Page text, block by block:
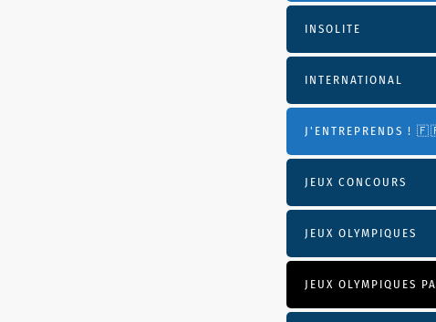
INSOLITE
INTERNATIONAL
J'ENTREPRENDS !
JEUX CONCOURS
JEUX OLYMPIQUES
JEUX OLYMPIQUES